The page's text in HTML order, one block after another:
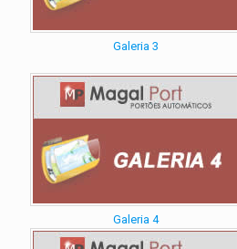
Galeria 3
Galeria 4